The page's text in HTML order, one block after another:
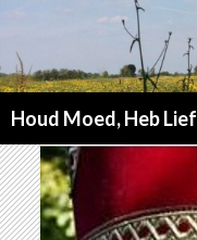
Houd Moed, Heb Lief
NAAR
INHOUD